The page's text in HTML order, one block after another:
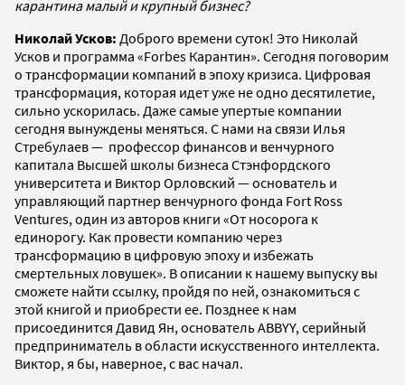
карантина малый и крупный бизнес?
Николай Усков: Доброго времени суток! Это Николай
Усков и программа «Forbes Карантин». Сегодня поговорим
о трансформации компаний в эпоху кризиса. Цифровая
трансформация, которая идет уже не одно десятилетие,
сильно ускорилась. Даже самые упертые компании
сегодня вынуждены меняться. С нами на связи Илья
Стребулаев — профессор финансов и венчурного
капитала Высшей школы бизнеса Стэнфордского
университета и Виктор Орловский — основатель и
управляющий партнер венчурного фонда Fort Ross
Ventures, один из авторов книги «От носорога к
единорогу. Как провести компанию через
трансформацию в цифровую эпоху и избежать
смертельных ловушек». В описании к нашему выпуску вы
сможете найти ссылку, пройдя по ней, ознакомиться с
этой книгой и приобрести ее. Позднее к нам
присоединится Давид Ян, основатель ABBYY, серийный
предприниматель в области искусственного интеллекта.
Виктор, я бы, наверное, с вас начал.